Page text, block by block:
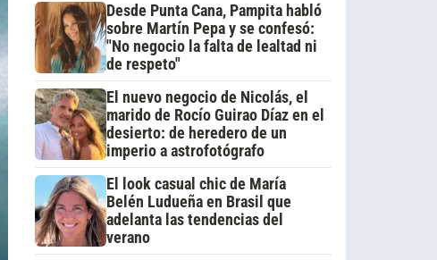
Desde Punta Cana, Pampita habló
sobre Martín Pepa y se confesó:
"No negocio la falta de lealtad ni
de respeto"
El nuevo negocio de Nicolás, el
marido de Rocío Guirao Díaz en el
desierto: de heredero de un
imperio a astrofotógrafo
El look casual chic de María
Belén Ludueña en Brasil que
adelanta las tendencias del
verano